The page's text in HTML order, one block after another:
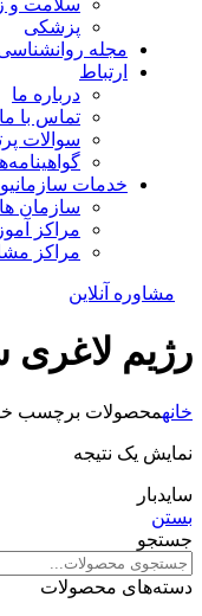
سلامت و
پزشکی
مجله
ارتباط
درباره ما
تماس با ما
سوالات
خدمات سازمانی
سازمان
مراکز
مراکز
مشاوره آنلاین
رژیم لاغری
خانهمحصولات برچسب
نمایش یک نتیجه
سایدبار
بستن
جستجو
دسته‌های محصولات